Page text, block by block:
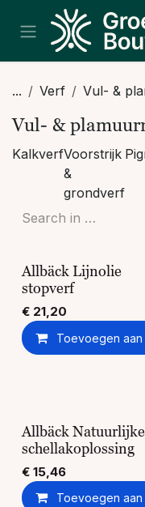
Overslaan naar inhoud
... Verf Vul- &
Vul- &
KalkverfVoorstrijk
&
grondverf
Allbäck Lijnolie
stopverf
€ 21,20
Toevoegen
Allbäck Natuurlijke
schellakoplossing
€ 15,46
Toevoegen